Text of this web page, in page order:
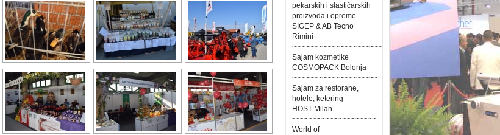
pekarskih i slastičarskih
proizvoda i opreme
SIGEP & AB Tecno
Rimini
~~~~~~~~~~~~~~~~~~~~~
Sajam kozmetike
COSMOPACK Bolonja
~~~~~~~~~~~~~~~~~~~~
Sajam za restorane,
hotele, ketering
HOST Milan
~~~~~~~~~~~~~~~~~~~~
World of